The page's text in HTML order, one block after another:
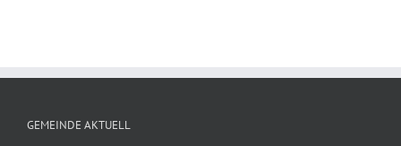
GEMEINDE AKTUELL